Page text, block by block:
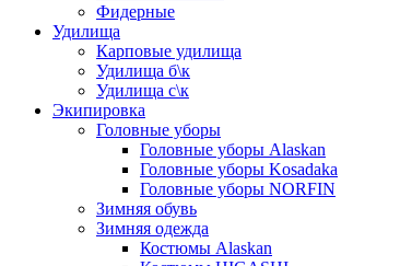
Фидерные
Удилища
Карповые удилища
Удилища б\к
Удилища с\к
Экипировка
Головные уборы
Головные уборы Alaskan
Головные уборы Kosadaka
Головные уборы NORFIN
Зимняя обувь
Зимняя одежда
Костюмы Alaskan